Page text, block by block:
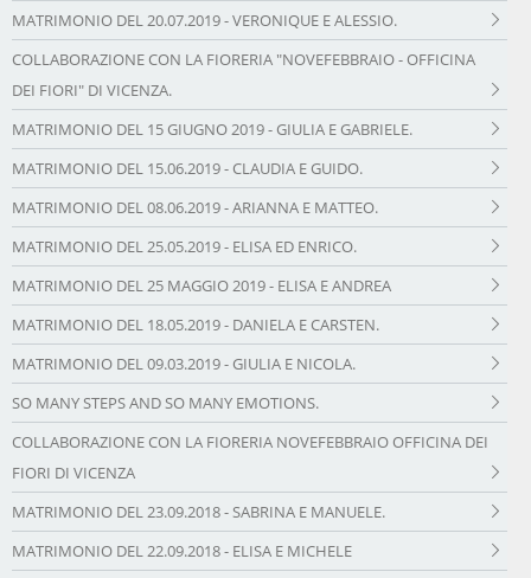
MATRIMONIO DEL 20.07.2019 - VERONIQUE E ALESSIO.
COLLABORAZIONE CON LA FIORERIA "NOVEFEBBRAIO - OFFICINA
DEI FIORI" DI VICENZA.
MATRIMONIO DEL 15 GIUGNO 2019 - GIULIA E GABRIELE.
MATRIMONIO DEL 15.06.2019 - CLAUDIA E GUIDO.
MATRIMONIO DEL 08.06.2019 - ARIANNA E MATTEO.
MATRIMONIO DEL 25.05.2019 - ELISA ED ENRICO.
MATRIMONIO DEL 25 MAGGIO 2019 - ELISA E ANDREA
MATRIMONIO DEL 18.05.2019 - DANIELA E CARSTEN.
MATRIMONIO DEL 09.03.2019 - GIULIA E NICOLA.
SO MANY STEPS AND SO MANY EMOTIONS.
COLLABORAZIONE CON LA FIORERIA NOVEFEBBRAIO OFFICINA DEI
FIORI DI VICENZA
MATRIMONIO DEL 23.09.2018 - SABRINA E MANUELE.
MATRIMONIO DEL 22.09.2018 - ELISA E MICHELE